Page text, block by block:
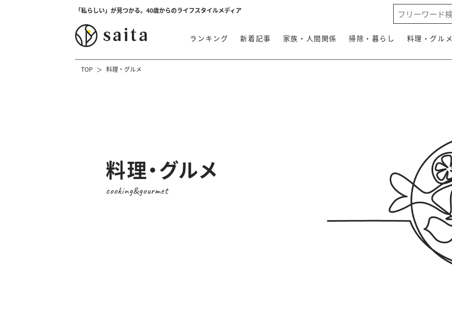
「私らしい」が見つかる。40歳からのライフスタイルメディア
ランキング 新着記事 家族・人間関係 掃除・暮らし 料理・グルメ
TOP 料理・グルメ
料理・グルメ
cooking&gourmet